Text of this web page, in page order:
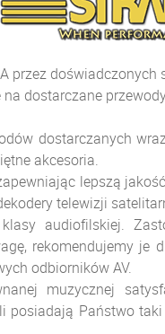
przez
dostarczane
dostarczanych
akcesoria.
lepszą
telewizji
audiofilskiej.
rekomendujemy
odbiorników AV.
muzycznej
Państwo